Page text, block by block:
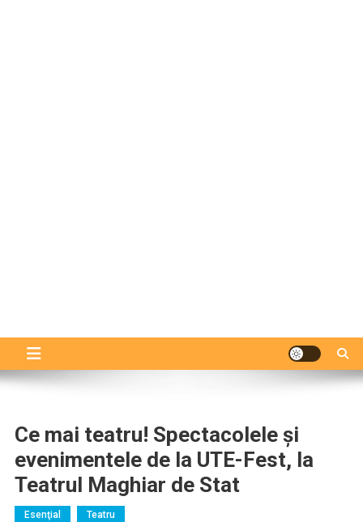
Ce mai teatru! Spectacolele și
evenimentele de la UTE-Fest, la
Teatrul Maghiar de Stat
Esenţial Teatru